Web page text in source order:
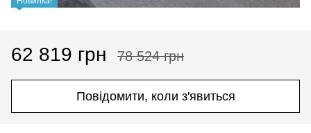
62 819 грн 78 524 грн
Повідомити, коли з'явиться